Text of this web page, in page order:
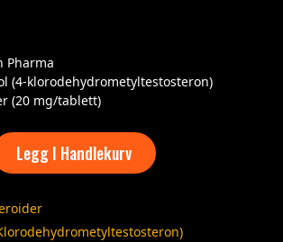
Pharma
(4-klorodehydrometyltestosteron)
(20 mg/tablett)
Legg I Handlekurv